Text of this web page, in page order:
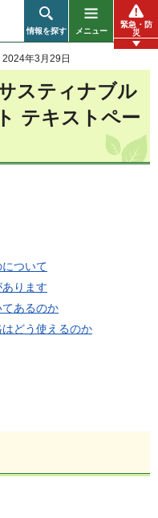
情報を探す メニュー
緊急・防
災
年3月29日
スティナブル
テキストペー
ついて
ります
あるのか
どう使えるのか